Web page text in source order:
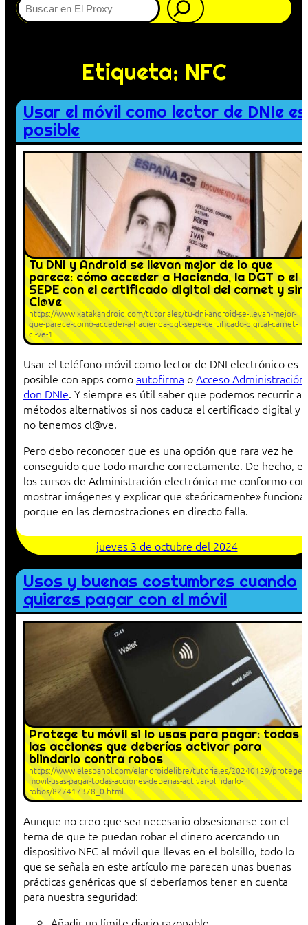
Etiqueta: NFC
Usar el móvil como lector de DNIe es
posible
Tu DNI y Android se llevan mejor de lo que
parece: cómo acceder a Hacienda, la DGT o el
SEPE con el certificado digital del carnet y sin
Cl@ve
https://www.xatakandroid.com/tutoriales/tu-dni-android-se-llevan-mejor-
que-parece-como-acceder-a-hacienda-dgt-sepe-certificado-digital-carnet-
cl-ve-1
Usar el teléfono móvil como lector de DNI electrónico es
posible con apps comoautofirma oAcceso Administración
don DNIe. Y siempre es útil saber que podemos recurrir a
métodos alternativos si nos caduca el certificado digital y
no tenemos cl@ve.
Pero debo reconocer que es una opción que rara vez he
conseguido que todo marche correctamente. De hecho,
los cursos de Administración electrónica me conformo con
mostrar imágenes y explicar que «teóricamente» funciona,
porque en las demostraciones en directo falla.
jueves 3 de octubre del 2024
Usos y buenas costumbres cuando
quieres pagar con el móvil
Protege tu móvil si lo usas para pagar: todas
las acciones que deberías activar para
blindarlo contra robos
https://www.elespanol.com/elandroidelibre/tutoriales/20240129/protege-
movil-usas-pagar-todas-acciones-deberias-activar-blindarlo-
robos/827417378_0.html
Aunque no creo que sea necesario obsesionarse con el
tema de que te puedan robar el dinero acercando un
dispositivo NFC al móvil que llevas en el bolsillo, todo lo
que se señala en este artículo me parecen unas buenas
prácticas genéricas que sí deberíamos tener en cuenta
para nuestra seguridad: